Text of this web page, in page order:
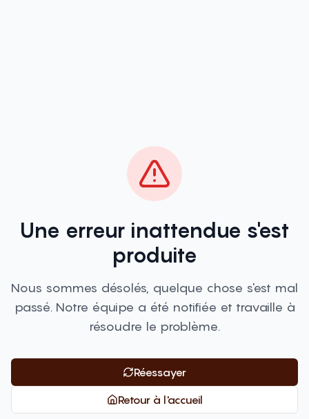
Une erreur inattendue s'est
produite
Nous sommes désolés, quelque chose s'est mal
passé. Notre équipe a été notifiée et travaille à
résoudre le problème.
Réessayer
Retour à l'accueil